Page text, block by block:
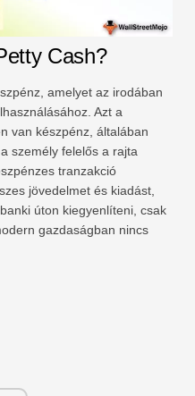
Cash?
amelyet az irodában
Azt a
van készpénz, általában
személy felelős a rajta
tranzakció
jövedelmet és kiadást,
úton kiegyenlíteni, csak
gazdaságban nincs